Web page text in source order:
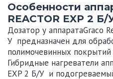
Особенности
REACTOR EXP 2 Б/
Дозатор у аппаратаGraco
У предназначен для
полимочевинных
Гибридные нагреватели
EXP 2 Б/У и